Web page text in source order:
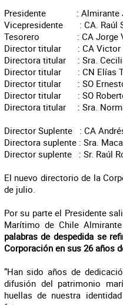
Presidente : Almirante
Vicepresidente : CA. Raúl
Tesorero : CA Jorge
Director titular : CA Victor
Directora titular : Sra.
Director titular : CN Elías
Director titular : SO
Director titular : SO
Directora titular : Sra.
Director Suplente : CA
Directora suplente : Sra.
Director suplente : Sr. Raúl
El nuevo directorio de la
de julio.
Por su parte el Presidente
Marítimo de Chile
palabras de despedida se
Corporación en sus 26 años
“Han sido años de
difusión del patrimonio
huellas de nuestra